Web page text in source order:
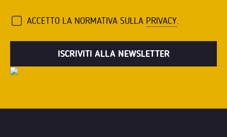
ACCETTO LA NORMATIVA SULLA PRIVACY.